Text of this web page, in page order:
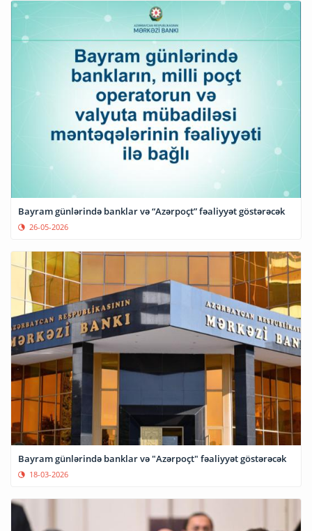
Bayram günlərində banklar və “Azərpoçt” fəaliyyət göstərəcək
26-05-2026
Bayram günlərində banklar və "Azərpoçt" fəaliyyət göstərəcək
18-03-2026